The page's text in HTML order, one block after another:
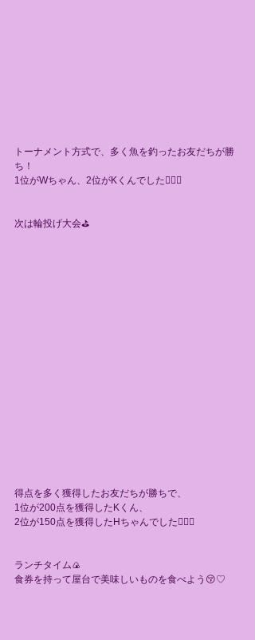
トーナメント方式で、多く魚を釣ったお友だちが勝
ち！
1位がWちゃん、2位がKくんでした👌🏻💕
次は輪投げ大会⛳️
得点を多く獲得したお友だちが勝ちで、
1位が200点を獲得したKくん、
2位が150点を獲得したHちゃんでした👌🏻💕
ランチタイム🍙
食券を持って屋台で美味しいものを食べよう😚♡